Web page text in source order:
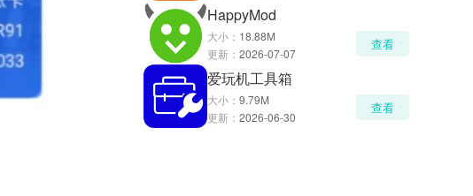
HappyMod
大小： 18.88M
更新： 2026-07-07
查看
爱玩机工具箱
大小： 9.79M
更新： 2026-06-30
查看